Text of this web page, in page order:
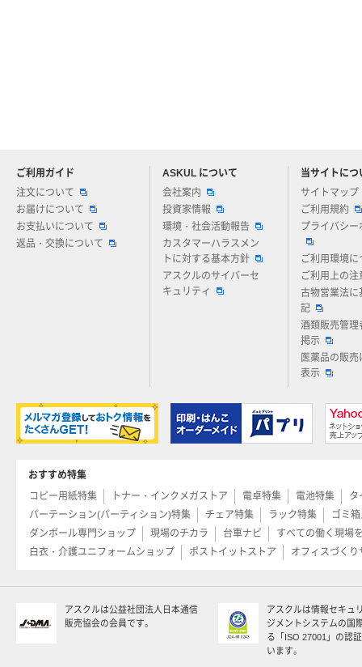
ご利用ガイド
注文について
お届けについて
お支払いについて
返品・交換について
ASKUL について
会社案内
投資家情報
環境・社会活動報告
カスタマーハラスメン
トに対する基本方針
アスクルのサイバーセ
キュリティ
当サイトにつ
サイトマップ
ご利用規約
プライバシー
ご利用環境に
ご利用上の注
古物営業法に
記
酒類販売管理
掲示
医薬品の販売
表示
アスクルについてお気軽にご質問ください
おすすめ特集
コピー用紙特集
トナー・インクメガストア 電卓特集 電池特集
タ
パーテーション(パーティション)特集
チェア特集 ラック特集
ゴミ
ダンボール専門ショップ
現場のチカラ 台車ナビ
すべての働く現場
白衣・介護ユニフォームショップ
ポストイットストア オフィスづくり
アスクルは公益社団法人日本通信
販売協会の会員です。
アスクルは情報セキュ
ジメントシステムの国
る「ISO 27001」の認
います。